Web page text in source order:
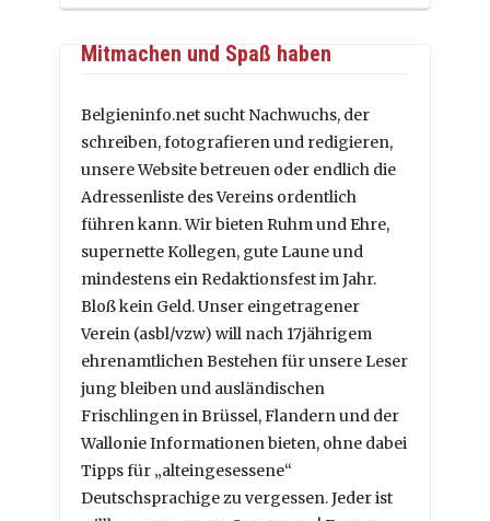
Mitmachen und Spaß haben
Belgieninfo.net sucht Nachwuchs, der
schreiben, fotografieren und redigieren,
unsere Website betreuen oder endlich die
Adressenliste des Vereins ordentlich
führen kann. Wir bieten Ruhm und Ehre,
supernette Kollegen, gute Laune und
mindestens ein Redaktionsfest im Jahr.
Bloß kein Geld. Unser eingetragener
Verein (asbl/vzw) will nach 17jährigem
ehrenamtlichen Bestehen für unsere Leser
jung bleiben und ausländischen
Frischlingen in Brüssel, Flandern und der
Wallonie Informationen bieten, ohne dabei
Tipps für „alteingesessene“
Deutschsprachige zu vergessen. Jeder ist